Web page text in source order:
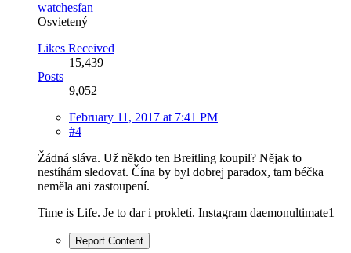
watchesfan
Osvietený
Likes Received
15,439
Posts
9,052
February 11, 2017 at 7:41 PM
#4
Žádná sláva. Už někdo ten Breitling koupil? Nějak to
nestíhám sledovat. Čína by byl dobrej paradox, tam béčka
neměla ani zastoupení.
Time is Life. Je to dar i prokletí. Instagram daemonultimate1
Report Content